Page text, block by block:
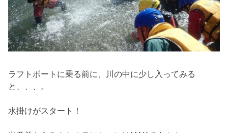
ラフトボートに乗る前に、川の中に少し入ってみる
と、、、。
水掛けがスタート！